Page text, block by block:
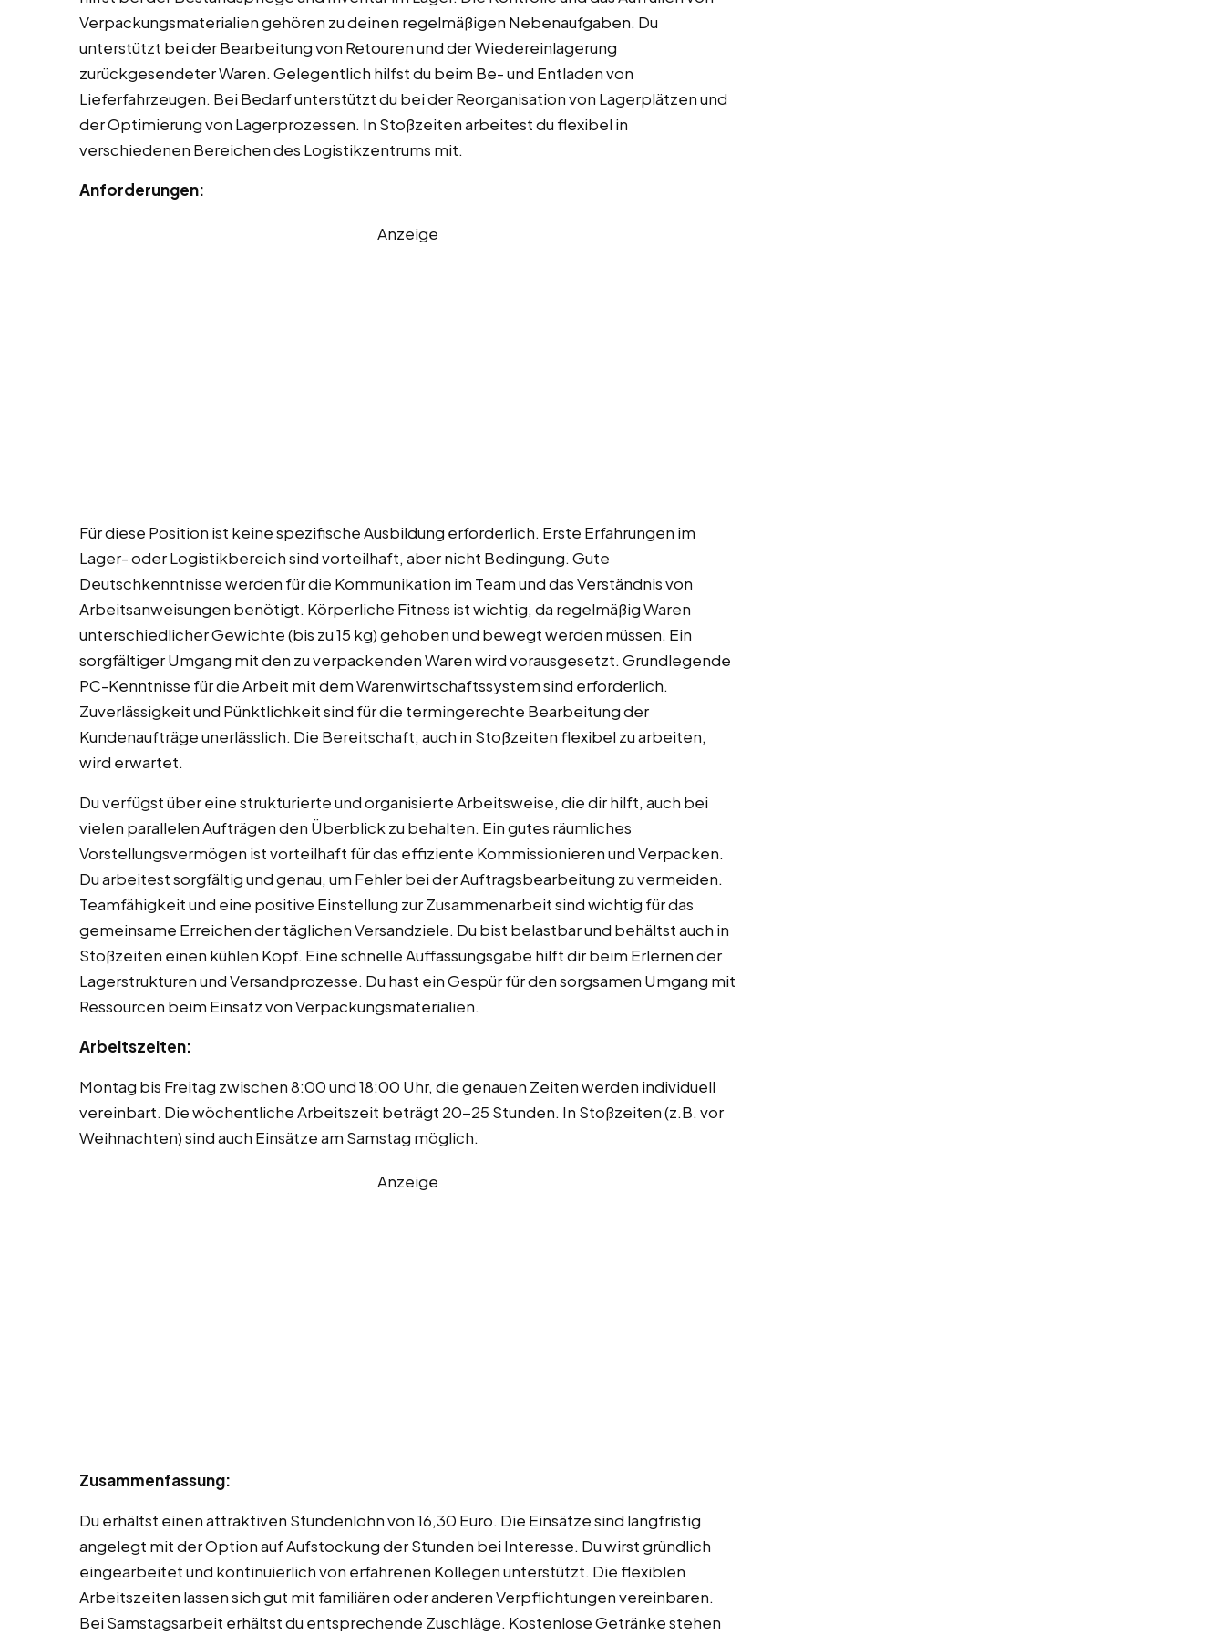
Verpackungsmaterialien gehören zu deinen regelmäßigen Nebenaufgaben. Du
unterstützt bei der Bearbeitung von Retouren und der Wiedereinlagerung
zurückgesendeter Waren. Gelegentlich hilfst du beim Be- und Entladen von
Lieferfahrzeugen. Bei Bedarf unterstützt du bei der Reorganisation von Lagerplätzen und
der Optimierung von Lagerprozessen. In Stoßzeiten arbeitest du flexibel in
verschiedenen Bereichen des Logistikzentrums mit.
Anforderungen:
Anzeige
Für diese Position ist keine spezifische Ausbildung erforderlich. Erste Erfahrungen im
Lager- oder Logistikbereich sind vorteilhaft, aber nicht Bedingung. Gute
Deutschkenntnisse werden für die Kommunikation im Team und das Verständnis von
Arbeitsanweisungen benötigt. Körperliche Fitness ist wichtig, da regelmäßig Waren
unterschiedlicher Gewichte (bis zu 15 kg) gehoben und bewegt werden müssen. Ein
sorgfältiger Umgang mit den zu verpackenden Waren wird vorausgesetzt. Grundlegende
PC-Kenntnisse für die Arbeit mit dem Warenwirtschaftssystem sind erforderlich.
Zuverlässigkeit und Pünktlichkeit sind für die termingerechte Bearbeitung der
Kundenaufträge unerlässlich. Die Bereitschaft, auch in Stoßzeiten flexibel zu arbeiten,
wird erwartet.
Du verfügst über eine strukturierte und organisierte Arbeitsweise, die dir hilft, auch bei
vielen parallelen Aufträgen den Überblick zu behalten. Ein gutes räumliches
Vorstellungsvermögen ist vorteilhaft für das effiziente Kommissionieren und Verpacken.
Du arbeitest sorgfältig und genau, um Fehler bei der Auftragsbearbeitung zu vermeiden.
Teamfähigkeit und eine positive Einstellung zur Zusammenarbeit sind wichtig für das
gemeinsame Erreichen der täglichen Versandziele. Du bist belastbar und behältst auch in
Stoßzeiten einen kühlen Kopf. Eine schnelle Auffassungsgabe hilft dir beim Erlernen der
Lagerstrukturen und Versandprozesse. Du hast ein Gespür für den sorgsamen Umgang mit
Ressourcen beim Einsatz von Verpackungsmaterialien.
Arbeitszeiten:
Montag bis Freitag zwischen 8:00 und 18:00 Uhr, die genauen Zeiten werden individuell
vereinbart. Die wöchentliche Arbeitszeit beträgt 20-25 Stunden. In Stoßzeiten (z.B. vor
Weihnachten) sind auch Einsätze am Samstag möglich.
Anzeige
Zusammenfassung:
Du erhältst einen attraktiven Stundenlohn von 16,30 Euro. Die Einsätze sind langfristig
angelegt mit der Option auf Aufstockung der Stunden bei Interesse. Du wirst gründlich
eingearbeitet und kontinuierlich von erfahrenen Kollegen unterstützt. Die flexiblen
Arbeitszeiten lassen sich gut mit familiären oder anderen Verpflichtungen vereinbaren.
Bei Samstagsarbeit erhältst du entsprechende Zuschläge. Kostenlose Getränke stehen